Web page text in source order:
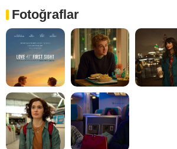
Fotoğraflar